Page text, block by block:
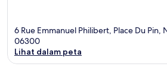
6 Rue Emmanuel Philibert, Place Du
06300
Lihat dalam peta